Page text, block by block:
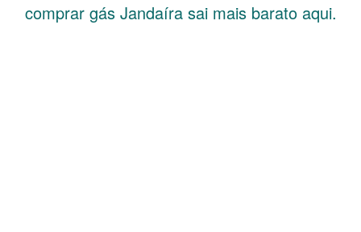
comprar gás Jandaíra sai mais barato aqui.